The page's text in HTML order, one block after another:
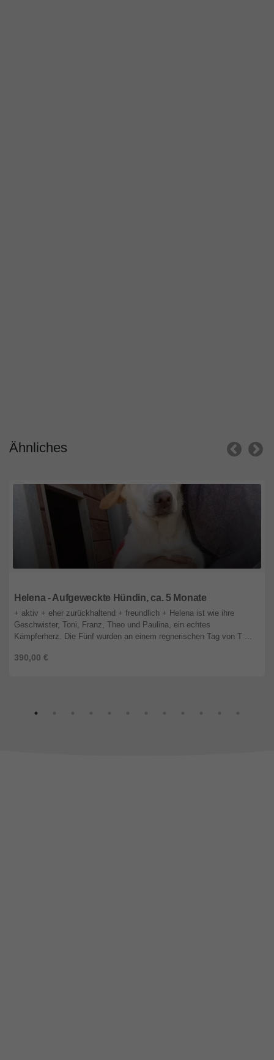
Ähnliches
Helena - Aufgeweckte Hündin, ca. 5 Monate
390,00 €
+ aktiv + eher zurückhaltend + freundlich + Helena ist wie ihre
Geschwister, Toni, Franz, Theo und Paulina, ein echtes
Kämpferherz. Die Fünf wurden an einem regnerischen Tag von T ...